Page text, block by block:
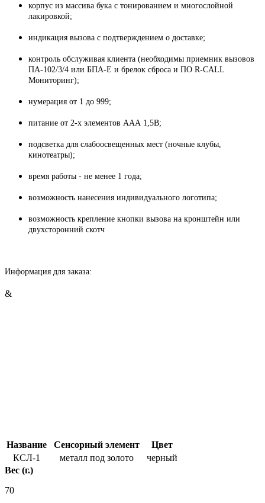
корпус из массива бука с тонированием и многослойной
лакировкой;
индикация вызова с подтверждением о доставке;
контроль обслуживая клиента (необходимы приемник вызовов
ПА-102/3/4 или БПА-Е и брелок сброса и ПО R-CALL
Мониторинг);
нумерация от 1 до 999;
питание от 2-х элементов ААА 1,5В;
подсветка для слабоосвещенных мест (ночные клубы,
кинотеатры);
время работы - не менее 1 года;
возможность нанесения индивидуального логотипа;
возможность крепление кнопки вызова на кронштейн или
двухсторонний скотч
Информация для заказа:
&
Название Сенсорный элемент
Цвет
КСЛ-1
металл под золото
черный
Вес (г.)
70